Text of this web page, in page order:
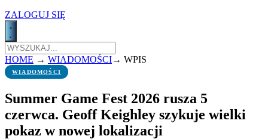
ZALOGUJ SIĘ
HOME → WIADOMOŚCI→ WPIS
WIADOMOŚCI
Summer Game Fest 2026 rusza 5
czerwca. Geoff Keighley szykuje wielki
pokaz w nowej lokalizacji